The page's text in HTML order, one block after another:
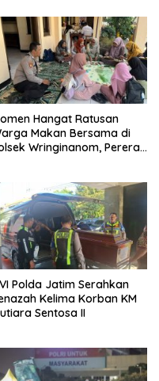
Hangat Ratusan
Makan Bersama di
Wringinanom, Pererat
Polda Jatim Serahkan
Kelima Korban KM
Sentosa II